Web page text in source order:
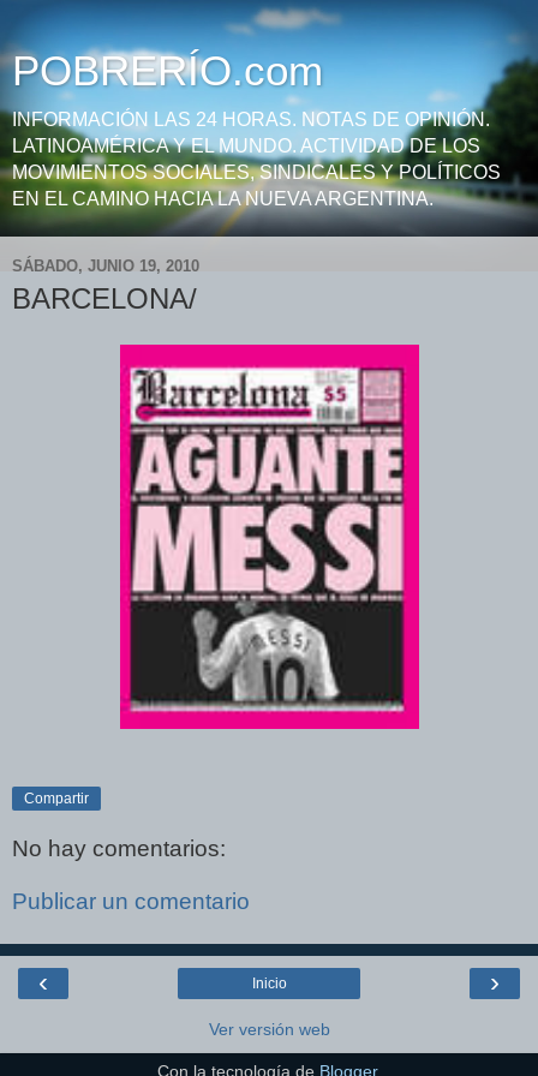
POBRERÍO.com
INFORMACIÓN LAS 24 HORAS. NOTAS DE OPINIÓN.
LATINOAMÉRICA Y EL MUNDO. ACTIVIDAD DE LOS
MOVIMIENTOS SOCIALES, SINDICALES Y POLÍTICOS
EN EL CAMINO HACIA LA NUEVA ARGENTINA.
SÁBADO, JUNIO 19, 2010
BARCELONA/
Compartir
No hay comentarios:
Publicar un comentario
‹ ›
Inicio
Ver versión web
Con la tecnología de Blogger.